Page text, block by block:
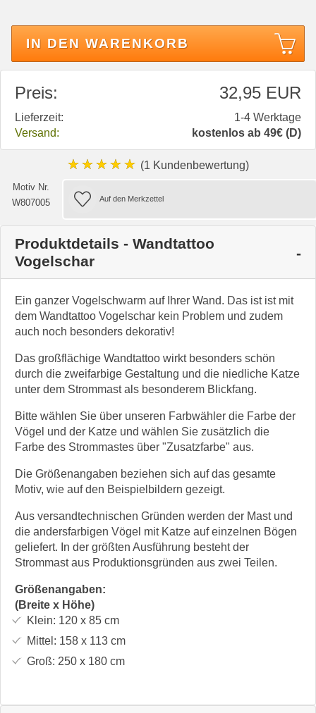
IN DEN WARENKORB
Preis: 32,95 EUR
Lieferzeit:
1-4 Werktage
Versand:
kostenlos ab 49€ (D)
★★★★★ (1 Kundenbewertung)
Motiv Nr.
W807005
Produktdetails - Wandtattoo
Vogelschar
Ein ganzer Vogelschwarm auf Ihrer Wand. Das ist ist mit
dem Wandtattoo Vogelschar kein Problem und zudem
auch noch besonders dekorativ!
Das großflächige Wandtattoo wirkt besonders schön
durch die zweifarbige Gestaltung und die niedliche Katze
unter dem Strommast als besonderem Blickfang.
Bitte wählen Sie über unseren Farbwähler die Farbe der
Vögel und der Katze und wählen Sie zusätzlich die
Farbe des Strommastes über "Zusatzfarbe" aus.
Die Größenangaben beziehen sich auf das gesamte
Motiv, wie auf den Beispielbildern gezeigt.
Aus versandtechnischen Gründen werden der Mast und
die andersfarbigen Vögel mit Katze auf einzelnen Bögen
geliefert. In der größten Ausführung besteht der
Strommast aus Produktionsgründen aus zwei Teilen.
Größenangaben:
(Breite x Höhe)
Klein: 120 x 85cm
Mittel: 158 x 113cm
Groß: 250 x 180cm